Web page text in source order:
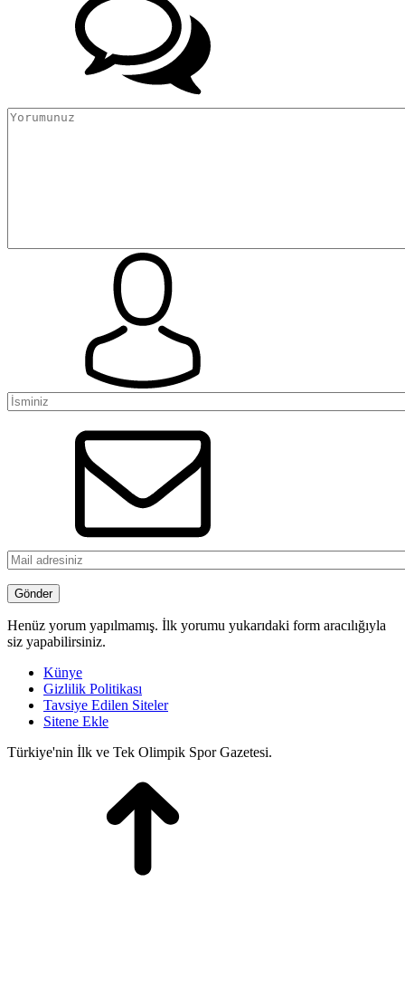
Henüz yorum yapılmamış. İlk yorumu yukarıdaki form aracılığıyla
siz yapabilirsiniz.
Künye
Gizlilik Politikası
Tavsiye Edilen Siteler
Sitene Ekle
Türkiye'nin İlk ve Tek Olimpik Spor Gazetesi.